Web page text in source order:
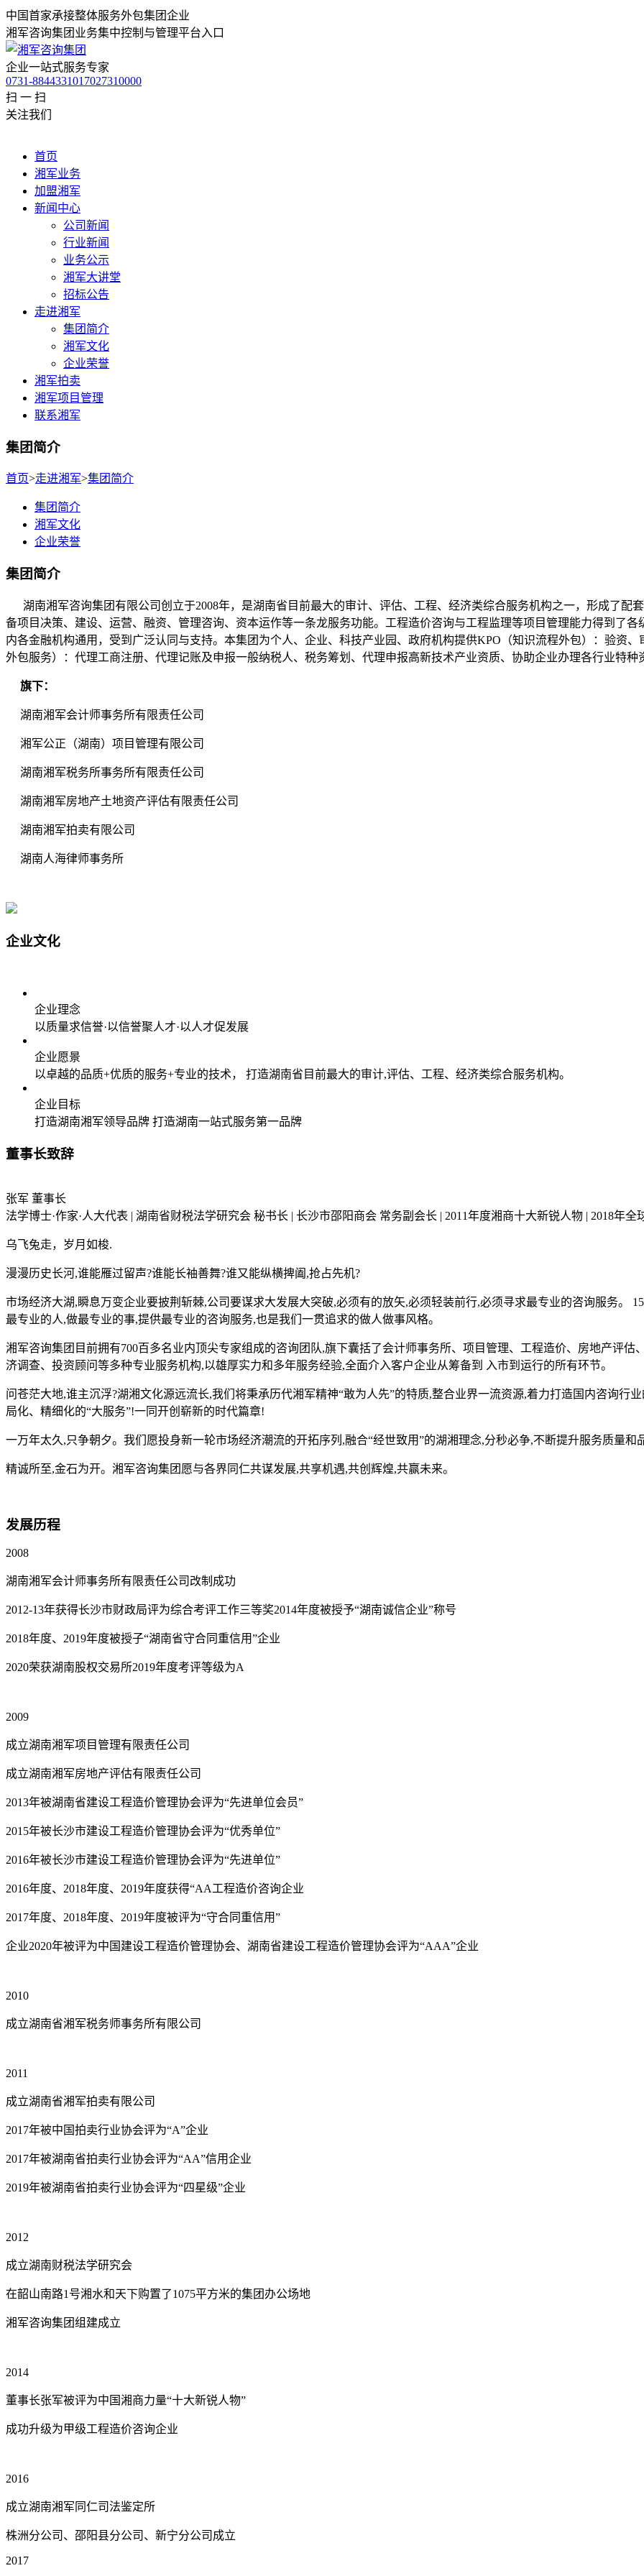
中国首家承接整体服务外包集团企业
湘军咨询集团业务集中控制与管理平台入口
企业一站式服务专家
0731-8844331017027310000
扫 一 扫
关注我们
首页
湘军业务
加盟湘军
新闻中心
公司新闻
行业新闻
业务公示
湘军大讲堂
招标公告
走进湘军
集团简介
湘军文化
企业荣誉
湘军拍卖
湘军项目管理
联系湘军
集团简介
首页>走进湘军>集团简介
集团简介
湘军文化
企业荣誉
集团简介
湖南湘军咨询集团有限公司创立于2008年，是湖南省目前最大的审计、评估、工程、经济类综合服务机构之一，形成了配
备项目决策、建设、运营、融资、管理咨询、资本运作等一条龙服务功能。工程造价咨询与工程监理等项目管理能力得到了
内各金融机构通用，受到广泛认同与支持。本集团为个人、企业、科技产业园、政府机构提供KPO（知识流程外包）：验资
外包服务）：代理工商注册、代理记账及申报一般纳税人、税务筹划、代理申报高新技术产业资质、协助企业办理各行业特种
旗下：
湖南湘军会计师事务所有限责任公司
湘军公正（湖南）项目管理有限公司
湖南湘军税务所事务所有限责任公司
湖南湘军房地产土地资产评估有限责任公司
湖南湘军拍卖有限公司
湖南人海律师事务所
企业文化
企业理念
以质量求信誉·以信誉聚人才·以人才促发展
企业愿景
以卓越的品质+优质的服务+专业的技术，
打造湖南省目前最大的审计,评估、工程、经济类综合服务机构。
企业目标
打造湖南湘军领导品牌 打造湖南一站式服务第一品牌
董事长致辞
张军 董事长
法学博士·作家·人大代表 | 湖南省财税法学研究会 秘书长 | 长沙市邵阳商会 常务副会长 | 2011年度湘商十大新锐人物 | 2018年全
乌飞兔走，岁月如梭.
漫漫历史长河,谁能雁过留声?谁能长袖善舞?谁又能纵横捭阖,抢占先机?
市场经济大湖,瞬息万变企业要披荆斩棘,公司要谋求大发展大突破,必须有的放矢,必须轻装前行,必须寻求最专业的咨询服务。
最专业的人,做最专业的事,提供最专业的咨询服务,也是我们一贯追求的做人做事风格。
湘军咨询集团目前拥有700百多名业内顶尖专家组成的咨询团队,旗下囊括了会计师事务所、项目管理、工程造价、房地产评
济调查、投资顾问等多种专业服务机构,以雄厚实力和多年服务经验,全面介入客户企业从筹备到 入市到运行的所有环节。
问苍茫大地,谁主沉浮?湖湘文化源远流长,我们将秉承历代湘军精神“敢为人先”的特质,整合业界一流资源,着力打造国内咨询行
局化、精细化的“大服务”!一同开创崭新的时代篇章!
一万年太久,只争朝夕。我们愿投身新一轮市场经济潮流的开拓序列,融合“经世致用”的湖湘理念,分秒必争,不断提升服务质量
精诚所至,金石为开。湘军咨询集团愿与各界同仁共谋发展,共享机遇,共创辉煌,共赢未来。
发展历程
2008
湖南湘军会计师事务所有限责任公司改制成功
2012-13年获得长沙市财政局评为综合考评工作三等奖2014年度被授予“湖南诚信企业”称号
2018年度、2019年度被授子“湖南省守合同重信用”企业
2020荣获湖南股权交易所2019年度考评等级为A
2009
成立湖南湘军项目管理有限责任公司
成立湖南湘军房地产评估有限责任公司
2013年被湖南省建设工程造价管理协会评为“先进单位会员”
2015年被长沙市建设工程造价管理协会评为“优秀单位”
2016年被长沙市建设工程造价管理协会评为“先进单位”
2016年度、2018年度、2019年度获得“AA工程造价咨询企业
2017年度、2018年度、2019年度被评为“守合同重信用”
企业2020年被评为中国建设工程造价管理协会、湖南省建设工程造价管理协会评为“AAA”企业
2010
成立湖南省湘军税务师事务所有限公司
2011
成立湖南省湘军拍卖有限公司
2017年被中国拍卖行业协会评为“A”企业
2017年被湖南省拍卖行业协会评为“AA”信用企业
2019年被湖南省拍卖行业协会评为“四星级”企业
2012
成立湖南财税法学研究会
在韶山南路1号湘水和天下购置了1075平方米的集团办公场地
湘军咨询集团组建成立
2014
董事长张军被评为中国湘商力量“十大新锐人物”
成功升级为甲级工程造价咨询企业
2016
成立湖南湘军同仁司法鉴定所
株洲分公司、邵阳县分公司、新宁分公司成立
2017